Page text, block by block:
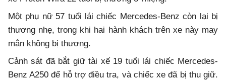
Một phụ nữ 57 tuổi lái chiếc Mercedes-Benz còn lại bị
thương nhẹ, trong khi hai hành khách trên xe này may
mắn không bị thương.
Cảnh sát đã bắt giữ tài xế 19 tuổi lái chiếc Mercedes-
Benz A250 để hỗ trợ điều tra, và chiếc xe đã bị thu giữ.